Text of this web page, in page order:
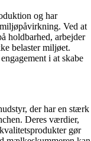
og har
Ved at
holdbarhed, arbejder
belaster miljøet.
i at skabe
der har en stærk
Deres værdier,
gør